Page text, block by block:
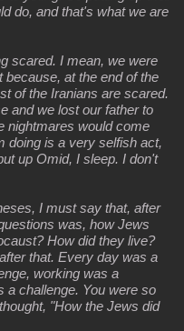
do, and that's what we are
scared. I mean, we were
at the end of the
of the Iranians are scared.
and we lost our father to
nightmares would come
doing is a very selfish act,
up Omid, I sleep. I don't
I must say that, after
was, how Jews
How did they live?
that. Every day was a
working was a
a challenge. You were so
"How the Jews did